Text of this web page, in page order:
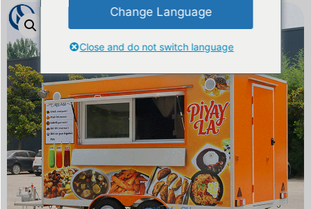
Change Language
Close and do not switch language